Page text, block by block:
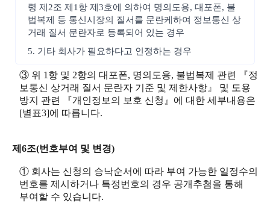
령 제2조 제1항 제3호에 의하여 명의도용, 대포폰, 불
법복제 등 통신시장의 질서를 문란케하여 정보통신 상
거래 질서 문란자로 등록되어 있는 경우
5. 기타 회사가 필요하다고 인정하는 경우
③ 위 1항 및 2항의 대포폰, 명의도용, 불법복제 관련 『정
보통신 상거래 질서 문란자 기준 및 제한사항』 및 도용
방지 관련 『개인정보의 보호 신청』에 대한 세부내용은
[별표3]에 따릅니다.
제6조(번호부여 및 변경)
① 회사는 신청의 승낙순서에 따라 부여 가능한 일정수의
번호를 제시하거나 특정번호의 경우 공개추첨을 통해
부여할 수 있습니다.